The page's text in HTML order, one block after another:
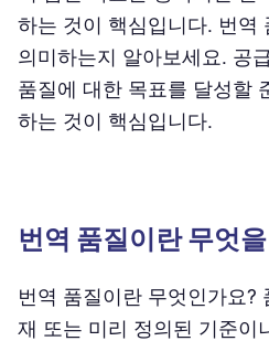
하는 것이 핵심입니다. 번역
의미하는지 알아보세요. 공
품질에 대한 목표를 달성할
하는 것이 핵심입니다.
번역 품질이란 무엇
번역 품질이란 무엇인가요?
재 또는 미리 정의된 기준이